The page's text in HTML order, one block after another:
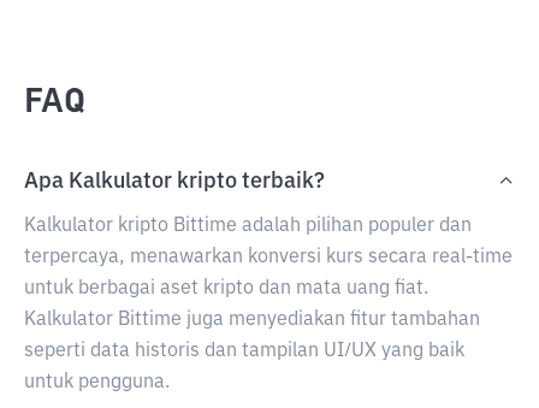
FAQ
Apa Kalkulator kripto terbaik?
Kalkulator kripto Bittime adalah pilihan populer dan
terpercaya, menawarkan konversi kurs secara real-time
untuk berbagai aset kripto dan mata uang fiat.
Kalkulator Bittime juga menyediakan fitur tambahan
seperti data historis dan tampilan UI/UX yang baik
untuk pengguna.